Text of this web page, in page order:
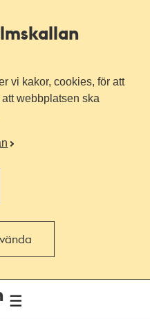
vi kakor, cookies, för att
webbplatsen ska